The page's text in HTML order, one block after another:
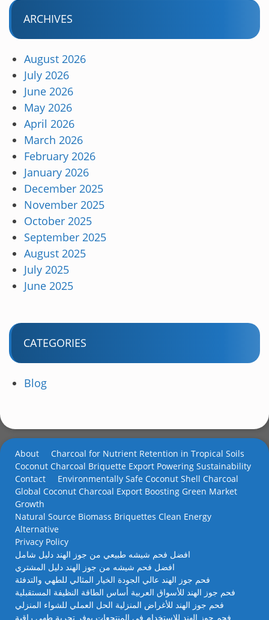
ARCHIVES
August 2026
July 2026
June 2026
May 2026
April 2026
March 2026
February 2026
January 2026
December 2025
November 2025
October 2025
September 2025
August 2025
July 2025
June 2025
CATEGORIES
Blog
About
Charcoal for Nutrient Retention in Tropical Soils
Coconut Charcoal Briquette Export Powering Sustainability
Contact
Environmentally Safe Coconut Shell Charcoal
Global Coconut Charcoal Export Boosting Green Market
Growth
Natural Source Biomass Briquettes Clean Energy
Alternative
Privacy Policy
افضل فحم شيشه طبيعي من جوز الهند دليل شامل
افضل فحم شيشه من جوز الهند دليل المشتري
فحم جوز الهند عالي الجودة الخيار المثالي للطهي والتدفئة
فحم جوز الهند للأسواق العربية أساس الطاقة النظيفة المستقبلية
فحم جوز الهند للأغراض المنزلية الحل العملي للشواء المنزلي
فحم جوز الهند للاستخدام في المنتجعات يوفر تجربة طهي راقية